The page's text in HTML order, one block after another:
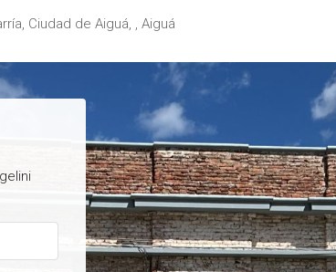
Ciudad de Aiguá, , Aiguá